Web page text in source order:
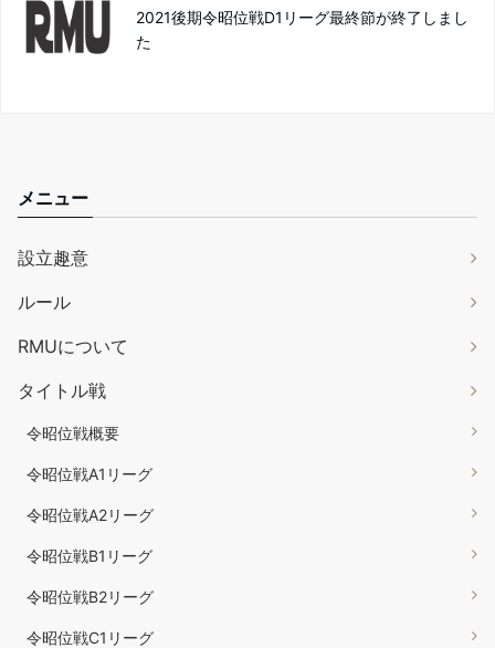
2021後期令昭位戦D1リーグ最終節が終了しまし
た
メニュー
設立趣意
ルール
RMUについて
タイトル戦
令昭位戦概要
令昭位戦A1リーグ
令昭位戦A2リーグ
令昭位戦B1リーグ
令昭位戦B2リーグ
令昭位戦C1リーグ